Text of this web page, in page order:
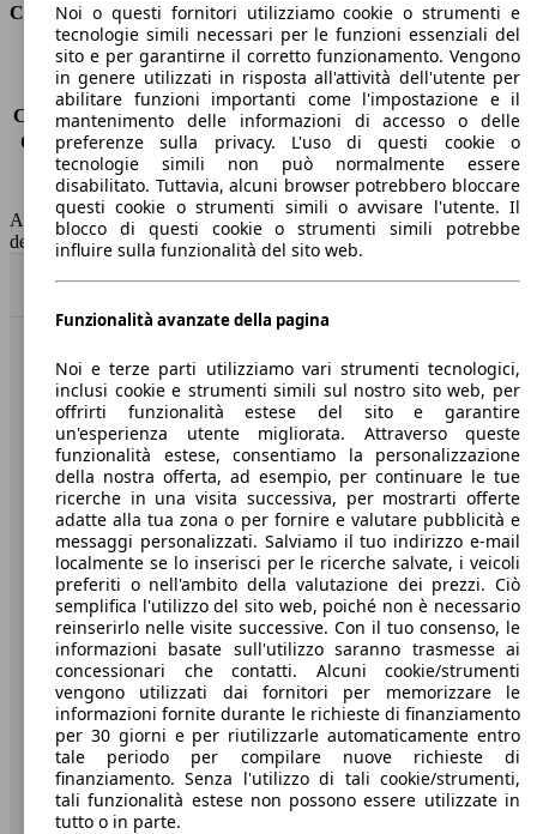
Consumi
Emissioni di CO2*
-
Consumo (urbano)
-
Consumo (extra-urbano) -
Consumo (combinato)*
-
Classe di emissione
nessuna connessione (0033)
Capacità del serbatoio
-
AutoScout24 non si assume alcuna responsabilità per la correttezza
dei dati.
Torna su
Benvenuti su AutoScout24, il mercato auto europeo.
Società
A proposito di AutoScout24
Stampa
Media
Condizioni generali
Informazioni
Privacy
Dichiarazione di Accessibilità
Servizi
Area rivenditori
Noi o questi fornitori utilizziamo cookie o strumenti e
tecnologie simili necessari per le funzioni essenziali del
sito e per garantirne il corretto funzionamento. Vengono
in genere utilizzati in risposta all'attività dell'utente per
abilitare funzioni importanti come l'impostazione e il
mantenimento delle informazioni di accesso o delle
preferenze sulla privacy. L'uso di questi cookie o
tecnologie simili non può normalmente essere
disabilitato. Tuttavia, alcuni browser potrebbero bloccare
questi cookie o strumenti simili o avvisare l'utente. Il
blocco di questi cookie o strumenti simili potrebbe
influire sulla funzionalità del sito web.
Funzionalità avanzate della pagina
Noi e terze parti utilizziamo vari strumenti tecnologici,
inclusi cookie e strumenti simili sul nostro sito web, per
offrirti funzionalità estese del sito e garantire
un'esperienza utente migliorata. Attraverso queste
funzionalità estese, consentiamo la personalizzazione
della nostra offerta, ad esempio, per continuare le tue
ricerche in una visita successiva, per mostrarti offerte
adatte alla tua zona o per fornire e valutare pubblicità e
messaggi personalizzati. Salviamo il tuo indirizzo e-mail
localmente se lo inserisci per le ricerche salvate, i veicoli
preferiti o nell'ambito della valutazione dei prezzi. Ciò
semplifica l'utilizzo del sito web, poiché non è necessario
reinserirlo nelle visite successive. Con il tuo consenso, le
informazioni basate sull'utilizzo saranno trasmesse ai
concessionari che contatti. Alcuni cookie/strumenti
vengono utilizzati dai fornitori per memorizzare le
informazioni fornite durante le richieste di finanziamento
per 30 giorni e per riutilizzarle automaticamente entro
tale periodo per compilare nuove richieste di
finanziamento. Senza l'utilizzo di tali cookie/strumenti,
tali funzionalità estese non possono essere utilizzate in
tutto o in parte.